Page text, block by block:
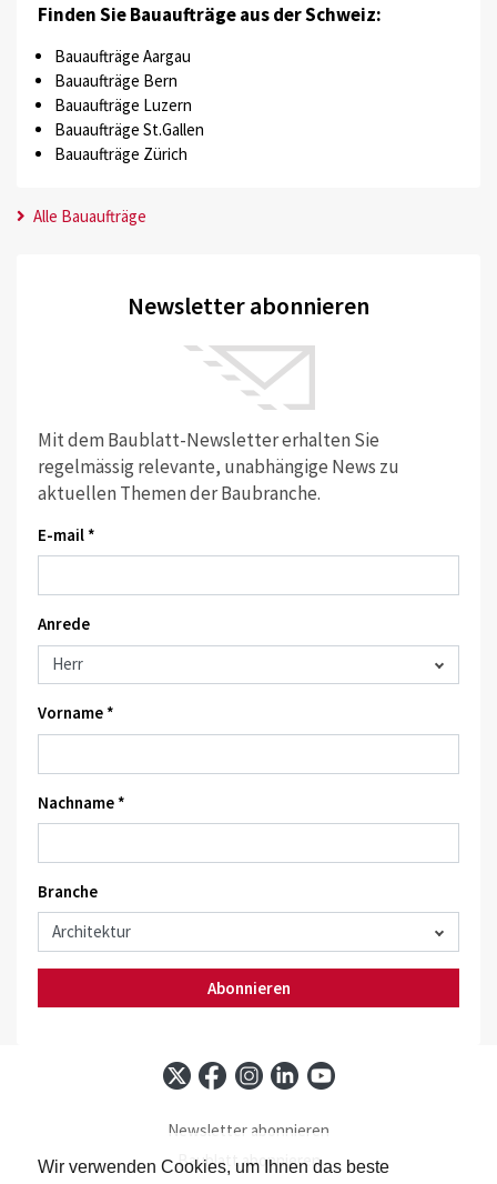
Wir verwenden Cookies, um Ihnen das beste
Finden Sie Bauaufträge aus der Schweiz:
Bauaufträge Aargau
Bauaufträge Bern
Bauaufträge Luzern
Bauaufträge St.Gallen
Bauaufträge Zürich
Alle Bauaufträge
Newsletter abonnieren
Mit dem Baublatt-Newsletter erhalten Sie
regelmässig relevante, unabhängige News zu
aktuellen Themen der Baubranche.
E-mail *
Anrede
Vorname *
Nachname *
Branche
Abonnieren
Newsletter abonnieren
Baublatt abonnieren